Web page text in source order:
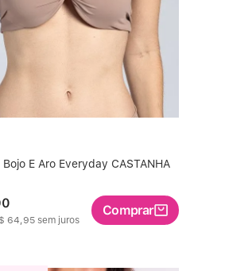
E Aro Everyday CASTANHA
64,95sem juros
Comprar